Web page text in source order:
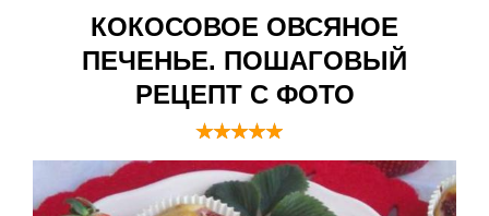
КОКОСОВОЕ ОВСЯНОЕ
ПЕЧЕНЬЕ. ПОШАГОВЫЙ
РЕЦЕПТ С ФОТО